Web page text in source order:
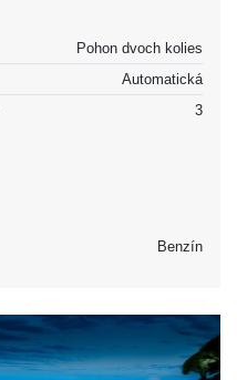
Pohon dvoch kolies
Automatická
3
Benzín